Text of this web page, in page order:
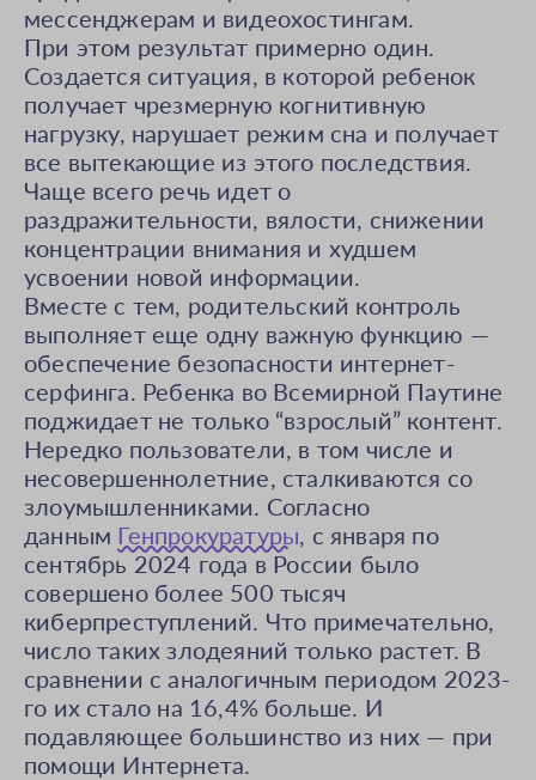
мессенджерам и видеохостингам.
При этом результат примерно один.
Создается ситуация, в которой ребенок
получает чрезмерную когнитивную
нагрузку, нарушает режим сна и получает
все вытекающие из этого последствия.
Чаще всего речь идет о
раздражительности, вялости, снижении
концентрации внимания и худшем
усвоении новой информации.
Вместе с тем, родительский контроль
выполняет еще одну важную функцию —
обеспечение безопасности интернет-
серфинга. Ребенка во Всемирной Паутине
поджидает не только “взрослый” контент.
Нередко пользователи, в том числе и
несовершеннолетние, сталкиваются со
злоумышленниками. Согласно
данным Генпрокуратуры, с января по
сентябрь 2024 года в России было
совершено более 500 тысяч
киберпреступлений. Что примечательно,
число таких злодеяний только растет. В
сравнении с аналогичным периодом 2023-
го их стало на 16,4% больше. И
подавляющее большинство из них — при
помощи Интернета.